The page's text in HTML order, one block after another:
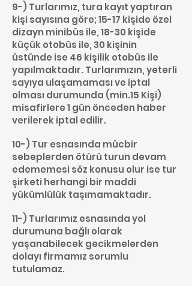
9-) Turlarımız, tura kayıt yaptıran
kişi sayısına göre; 15-17 kişide özel
dizayn minibüs ile, 18-30 kişide
küçük otobüs ile, 30 kişinin
üstünde ise 46 kişilik otobüs ile
yapılmaktadır. Turlarımızın, yeterli
sayıya ulaşamaması ve iptal
olması durumunda (min.15 Kişi)
misafirlere 1 gün önceden haber
verilerek iptal edilir.
10-) Tur esnasında mücbir
sebeplerden ötürü turun devam
edememesi söz konusu olur ise tur
şirketi herhangi bir maddi
yükümlülük taşımamaktadır.
11-) Turlarımız esnasında yol
durumuna bağlı olarak
yaşanabilecek gecikmelerden
dolayı firmamız sorumlu
tutulamaz.